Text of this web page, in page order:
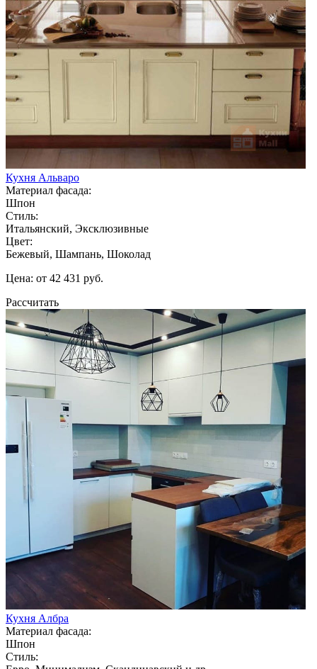
Кухня Альваро
Материал фасада:
Шпон
Стиль:
Итальянский, Эксклюзивные
Цвет:
Бежевый, Шампань, Шоколад
Цена: от 42 431 руб.
Рассчитать
Кухня Албра
Материал фасада:
Шпон
Стиль: